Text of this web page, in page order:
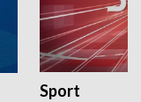
Sport